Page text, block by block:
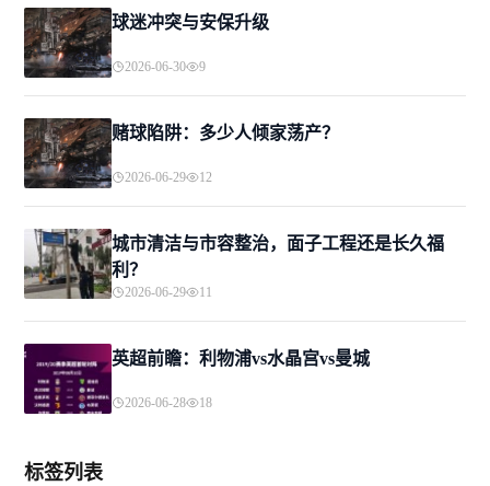
球迷冲突与安保升级
2026-06-30 9
赌球陷阱：多少人倾家荡产？
2026-06-29 12
城市清洁与市容整治，面子工程还是长久福
利？
2026-06-29 11
英超前瞻：利物浦vs水晶宫vs曼城
2026-06-28 18
标签列表